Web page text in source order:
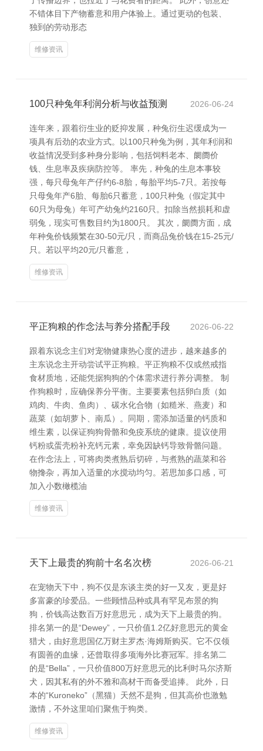
不错体目下产物蓄意和用户体验上。通过更动的包装、
独到的劳动形态
维修资讯
100只种兔年利润分析与收益预测 2026-06-24
连年来，跟着衍生业的贬抑发展，种兔衍生迟缓成为一
项具有后劲的农业方式。以100只种兔为例，其年利润和
收益情况受到多种身分影响，包括饲料老本、阛阓价
钱、生息率及疾病防控等。 率先，种兔的生息本事较
强，每只母兔年产仔约6-8胎，每胎平均5-7只。若按每
只母兔年产6胎、每胎6只蓄意，100只种兔（假定其中
60只为母兔）年可产幼兔约2160只。扣除当然损耗和虚
弱兔，现实可售数目约为1800只。 其次，阛阓方面，成
年种兔价钱频繁在30-50元/只，而商品兔价钱在15-25元/
只。若以平均20元/只蓄意，
维修资讯
平正狗粮的作念法与养分搭配手段 2026-06-22
跟着东说念主们对宠物健康热心度的进步，越来越多的
主东说念主开动尝试平正狗粮。平正狗粮不仅或然戒指
食材质地，还能凭据狗狗的个体需求进行养分调整。 制
作狗粮时，应确保养分平衡。主要要素包括卵白质（如
鸡肉、牛肉、鱼肉）、碳水化合物（如糙米、燕麦）和
蔬菜（如胡萝卜、南瓜）。同期，需添加适量的钙质和
维生素，以保证狗狗骨骼和免疫系统的健康。提议使用
钙粉或蛋壳粉补充钙元素，幸免因缺钙导致骨骼问题。
在作念法上，可将肉类煮熟后切碎，与煮熟的蔬菜和谷
物搀杂，再加入适量的水搅动均匀。若思加多口感，可
加入小数橄榄油
维修资讯
天下上最贵的狗前十名名次榜 2026-06-21
在宠物天下中，狗不仅是东谈主类的好一又友，更是好
多富豪的珍爱品。一些顾惜品种或具有罕见布景的狗
狗，价钱高达数百万好意思元，成为天下上最贵的狗。
排名第一的是“Dewey”，一只价值1.2亿好意思元的黄金
猎犬，由好意思国亿万财主罗杰·海姆斯购买。它不仅领
有圆善的血缘，还曾取得多项海外比赛冠军。排名第二
的是“Bella”，一只价值800万好意思元的比利时马尔济斯
犬，因其私有的外不雅和高材干而备受追捧。 此外，日
本的“Kuroneko”（黑猫）天然不是狗，但其高价也激勉
激情，不外这里咱们聚焦于狗类。
维修资讯